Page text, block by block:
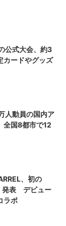
公式大会、約3
ードやグッズ
人動員の国内ア
国8都市で12
、初の
発表 デビュー
ラボ